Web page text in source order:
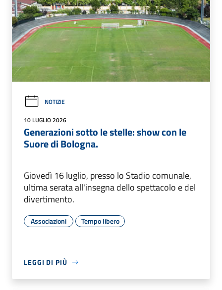
NOTIZIE
10 LUGLIO 2026
Generazioni sotto le stelle: show con le
Suore di Bologna.
Giovedì 16 luglio, presso lo Stadio comunale,
ultima serata all'insegna dello spettacolo e del
divertimento.
Associazioni Tempo libero
LEGGI DI PIÙ